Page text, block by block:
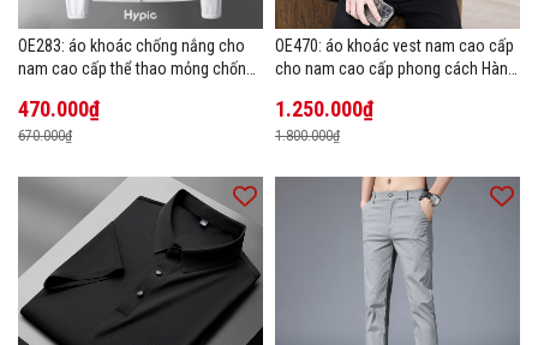
OE283: áo khoác chống nắng cho
nam cao cấp thể thao mỏng chống
470.000₫
670.000₫
OE470: áo khoác vest nam cao cấp
cho nam cao cấp phong cách Hàn
1.250.000₫
1.800.000₫